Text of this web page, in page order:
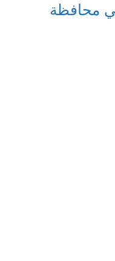
محافظة